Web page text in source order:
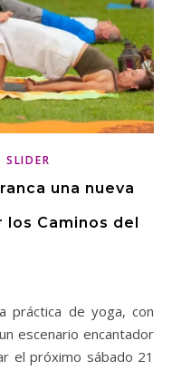
SLIDER
una nueva
Caminos del
escenario encantador
el próximo sábado 21